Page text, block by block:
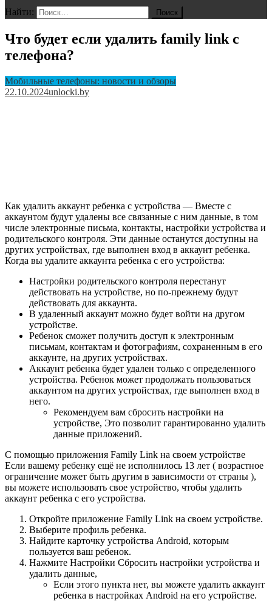
Найти:
Что будет если удалить family link с
телефона?
Мобильные телефоны: новости и обзоры
22.10.2024unlocki.by
Как удалить аккаунт ребенка с устройства — Вместе с
аккаунтом будут удалены все связанные с ним данные, в том
числе электронные письма, контакты, настройки устройства и
родительского контроля. Эти данные останутся доступны на
других устройствах, где выполнен вход в аккаунт ребенка.
Когда вы удалите аккаунта ребенка с его устройства:
Настройки родительского контроля перестанут
действовать на устройстве, но по-прежнему будут
действовать для аккаунта.
В удаленный аккаунт можно будет войти на другом
устройстве.
Ребенок сможет получить доступ к электронным
письмам, контактам и фотографиям, сохраненным в его
аккаунте, на других устройствах.
Аккаунт ребенка будет удален только с определенного
устройства. Ребенок может продолжать пользоваться
аккаунтом на других устройствах, где выполнен вход в
него.
Рекомендуем вам сбросить настройки на
устройстве, Это позволит гарантированно удалить
данные приложений.
С помощью приложения Family Link на своем устройстве
Если вашему ребенку ещё не исполнилось 13 лет ( возрастное
ограничение может быть другим в зависимости от страны ),
вы можете использовать свое устройство, чтобы удалить
аккаунт ребенка с его устройства.
Откройте приложение Family Link на своем устройстве.
Выберите профиль ребенка.
Найдите карточку устройства Android, которым
пользуется ваш ребенок.
Нажмите Настройки Сбросить настройки устройства и
удалить данные,
Если этого пункта нет, вы можете удалить аккаунт
ребенка в настройках Android на его устройстве.